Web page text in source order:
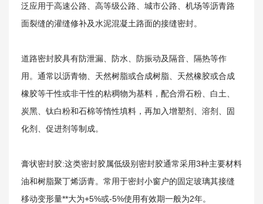
新闻资讯
泛应用于高速公路、高等级公路、城市公路、机场等沥青路
面裂缝的灌缝修补及水泥混凝土路面的接缝密封。
道路密封胶具有防泄漏、防水、防振动及隔音、隔热等作
用。通常以沥青物、天然树脂或合成树脂、天然橡胶或合成
橡胶等干性或非干性的粘稠物为基料，配合滑石粉、白土、
炭黑、钛白粉和石棉等惰性填料，再加入增塑剂、溶剂、固
化剂、促进剂等制成。
膏状密封胶:这类密封胶属低级别密封胶通常采用3种主要材料
油和树脂聚丁烯沥青。常用于密封小窗户的固定玻璃其接缝
移动变形量**大为+5%或-5%使用有效期一般为2年。